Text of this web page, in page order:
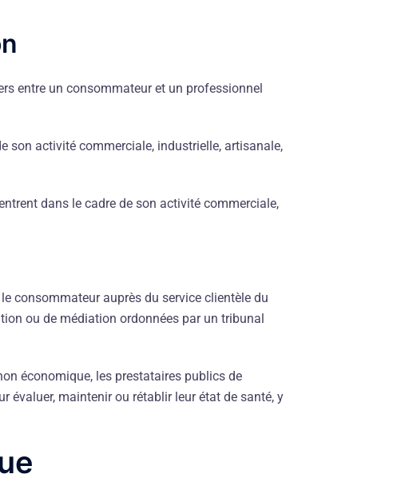
entre un consommateur et un professionnel
son activité commerciale, industrielle, artisanale,
dans le cadre de son activité commerciale,
consommateur auprès du service clientèle du
ou de médiation ordonnées par un tribunal
économique, les prestataires publics de
évaluer, maintenir ou rétablir leur état de santé, y